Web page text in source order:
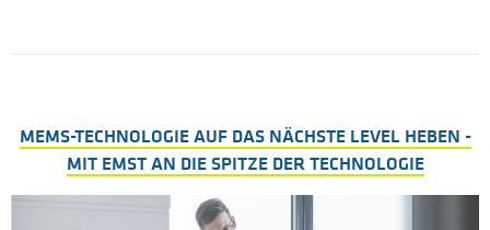
MEMS-TECHNOLOGIE AUF DAS NÄCHSTE LEVEL HEBEN -
MIT EMST AN DIE SPITZE DER TECHNOLOGIE